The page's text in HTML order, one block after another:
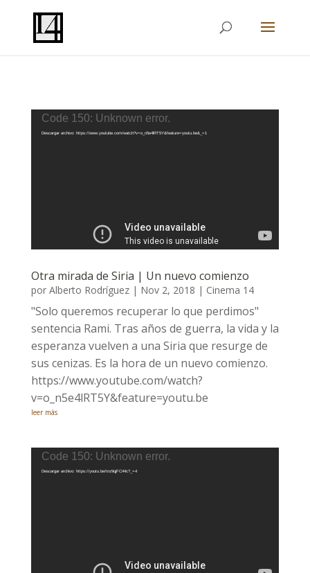
Reproductor
Code 150: Unknown error.
Descargar archivo: https://www.youtube.com/watch?v=o_n5e4lRT5Y&feature=youtu.be&_=1
Otra mirada de Siria | Un nuevo comienzo
por Alberto Rodríguez| Nov 2, 2018 | Cinema 14
"Solo queremos recuperar lo que perdimos"
sentencia Rami. Tras años de guerra, la vida y la
esperanza vuelven a una Siria que resurge de
sus cenizas. Es la hora de un nuevo comienzo.
https://www.youtube.com/watch?
v=o_n5e4lRT5Y&feature=youtu.be
leer más
Reproductor
vídeo
Code 150: Unknown error.
Descargar archivo: https://youtu.be/tnz9qjFC44c?_=4